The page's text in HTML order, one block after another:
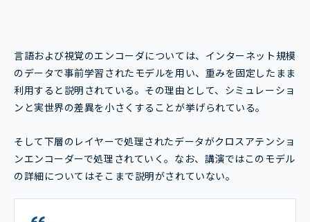
言語および視覚のエンコーダについては、インターネット規模
のデータで事前学習されたモデルを用い、重みを固定したまま
利用すると説明されている。その理由として、シミュレーショ
ンと実世界の差異を小さくすることが挙げられている。
そして下層のレイヤーで処理されたデータがクロスアテンショ
ンエンコーダーで処理されていく。なお、講演ではこのモデル
の詳細についてはそこまで説明がされていない。